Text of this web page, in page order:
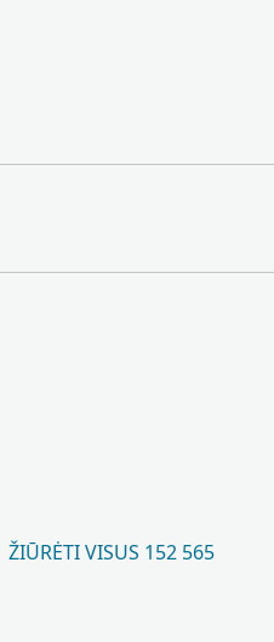
ŽIŪRĖTI VISUS 152 565